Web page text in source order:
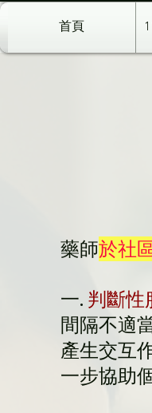
首頁
藥師於社
一. 判斷性
間隔不適
產生交互
一步協助